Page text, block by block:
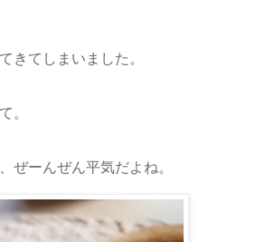
きてしまいました。
。
ぜーんぜん平気だよね。